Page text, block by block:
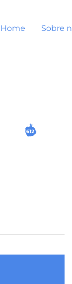
Home Sobre